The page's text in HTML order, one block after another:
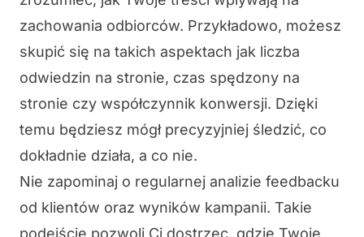
zachowania odbiorców. Przykładowo, możesz
skupić się na takich aspektach jak liczba
odwiedzin na stronie, czas spędzony na
stronie czy współczynnik konwersji. Dzięki
temu będziesz mógł precyzyjniej śledzić, co
dokładnie działa, a co nie.
Nie zapominaj o regularnej analizie feedbacku
od klientów oraz wyników kampanii. Takie
podejście pozwoli Ci dostrzec, gdzie Twoje